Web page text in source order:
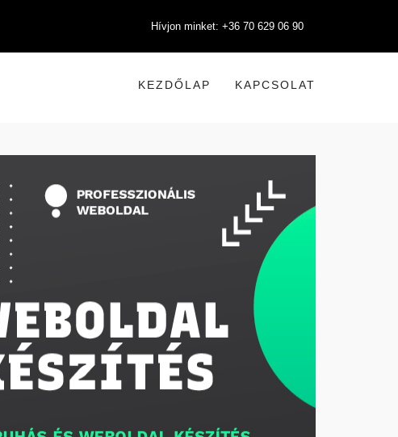
Hívjon minket: +36 70 629 06 90
KEZDŐLAP KAPCSOLAT